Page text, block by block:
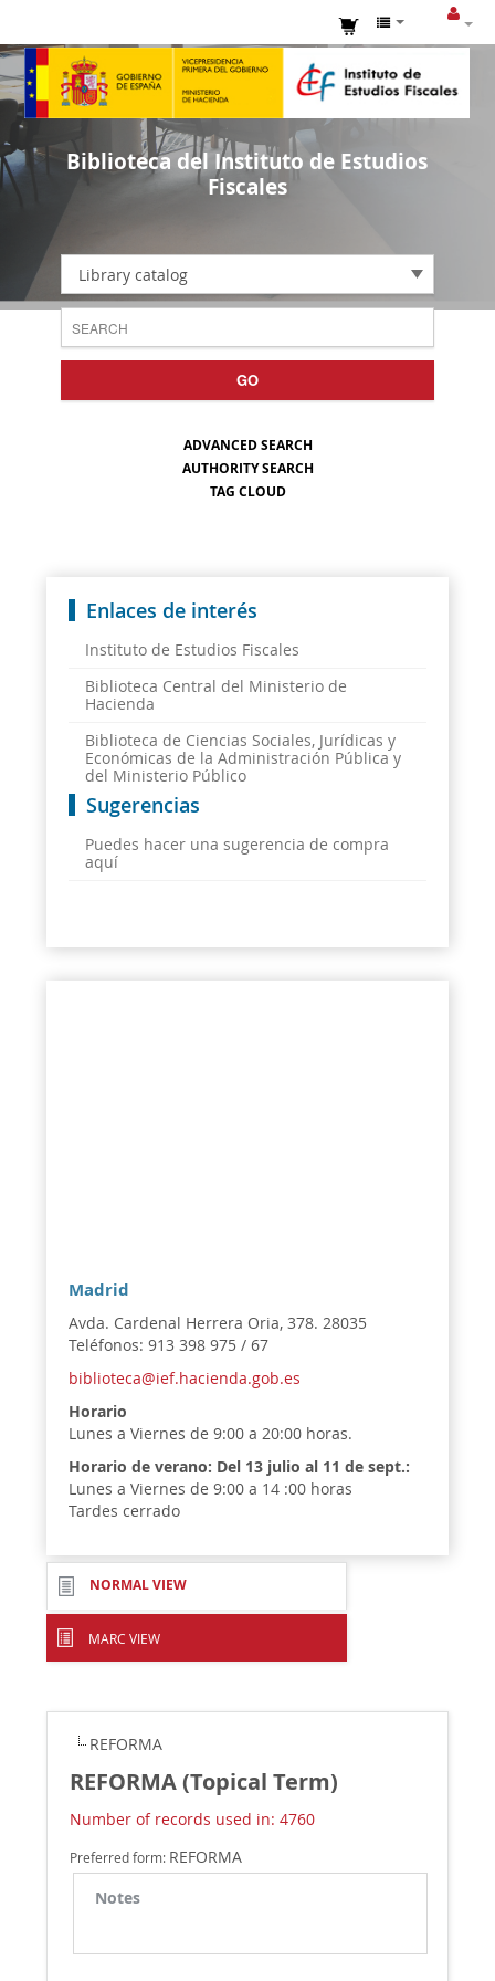
Biblioteca del Instituto de Estudios
Fiscales
Library catalog
GO
ADVANCED SEARCH
AUTHORITY SEARCH
TAG CLOUD
Enlaces de interés
Instituto de Estudios Fiscales
Biblioteca Central del Ministerio de
Hacienda
Biblioteca de Ciencias Sociales, Jurídicas y
Económicas de la Administración Pública y
del Ministerio Público
Sugerencias
Puedes hacer una sugerencia de compra
aquí
Madrid
Avda. Cardenal Herrera Oria, 378. 28035
Teléfonos: 913 398 975 / 67
biblioteca@ief.hacienda.gob.es
Horario
Lunes a Viernes de 9:00 a 20:00 horas.
Horario de verano: Del 13 julio al 11 de sept.:
Lunes a Viernes de 9:00 a 14 :00 horas
Tardes cerrado
NORMAL VIEW
MARC VIEW
REFORMA
REFORMA (Topical Term)
Number of records used in: 4760
Preferred form: REFORMA
Notes